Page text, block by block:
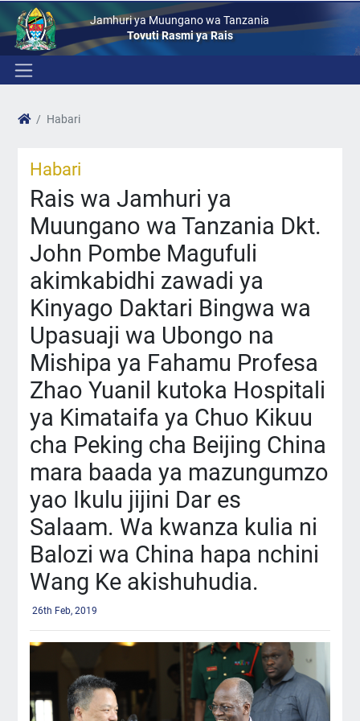
Jamhuri ya Muungano wa Tanzania
Tovuti Rasmi ya Rais
Habari
Habari
Rais wa Jamhuri ya
Muungano wa Tanzania Dkt.
John Pombe Magufuli
akimkabidhi zawadi ya
Kinyago Daktari Bingwa wa
Upasuaji wa Ubongo na
Mishipa ya Fahamu Profesa
Zhao Yuanil kutoka Hospitali
ya Kimataifa ya Chuo Kikuu
cha Peking cha Beijing China
mara baada ya mazungumzo
yao Ikulu jijini Dar es
Salaam. Wa kwanza kulia ni
Balozi wa China hapa nchini
Wang Ke akishuhudia.
26th Feb, 2019